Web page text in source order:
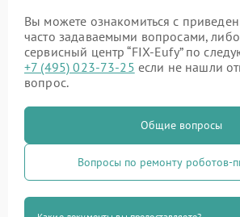
Вы можете ознакомиться с
часто задаваемыми вопросами,
сервисный центр “FIX-Eufy” по
+7 (495) 023-73-25 если не нашли
вопрос.
Общие вопросы
Вопросы по ремонту роботов-